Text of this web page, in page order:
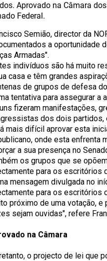
Aprovado na Câmara
Federal.
Semião, director da
a oportunidade
Armadas".
indivíduos são há muito
casa e têm grandes
de grupos de defesa
tentativa para assegurar a
fizeram manifestações,
dos dois partidos,
mais difícil aprovar esta
onde esta enfrenta
a sua presença no
os grupos que se
para os escritórios
mensagem divulgada no
para os escritórios
próximo de uma votação,
sejam ouvidas", refere
na Câmara
o projecto de lei que